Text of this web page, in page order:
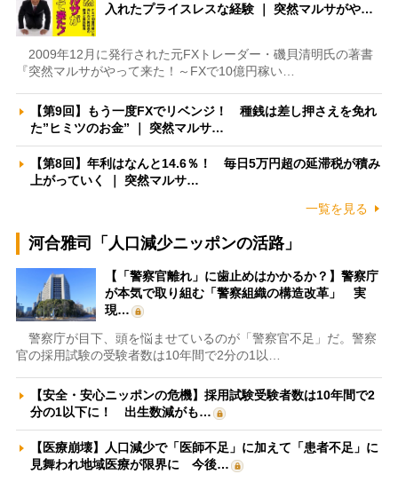
入れたプライスレスな経験 ｜ 突然マルサがや…
2009年12月に発行された元FXトレーダー・磯貝清明氏の著書
『突然マルサがやって来た！～FXで10億円稼い…
【第9回】もう一度FXでリベンジ！ 種銭は差し押さえを免れ
た”ヒミツのお金” ｜ 突然マルサ…
【第8回】年利はなんと14.6％！ 毎日5万円超の延滞税が積み
上がっていく ｜ 突然マルサ…
一覧を見る
河合雅司「人口減少ニッポンの活路」
【「警察官離れ」に歯止めはかかるか？】警察庁
が本気で取り組む「警察組織の構造改革」 実
現…
警察庁が目下、頭を悩ませているのが「警察官不足」だ。警察
官の採用試験の受験者数は10年間で2分の1以…
【安全・安心ニッポンの危機】採用試験受験者数は10年間で2
分の1以下に！ 出生数減がも…
【医療崩壊】人口減少で「医師不足」に加えて「患者不足」に
見舞われ地域医療が限界に 今後…